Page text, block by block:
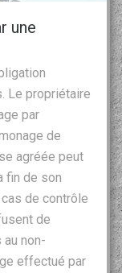
une
Le propriétaire
par
de
agréée peut
fin de son
de contrôle
de
non-
effectué par